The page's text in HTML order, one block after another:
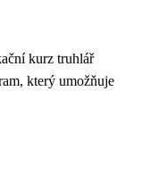
kurz truhlář
který umožňuje